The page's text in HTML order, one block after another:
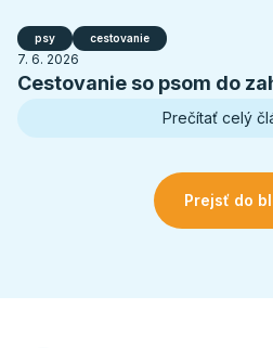
psy cestovanie
7. 6. 2026
Cestovanie so psom do
príprava na letnúPrečítať celý
Prejsť do